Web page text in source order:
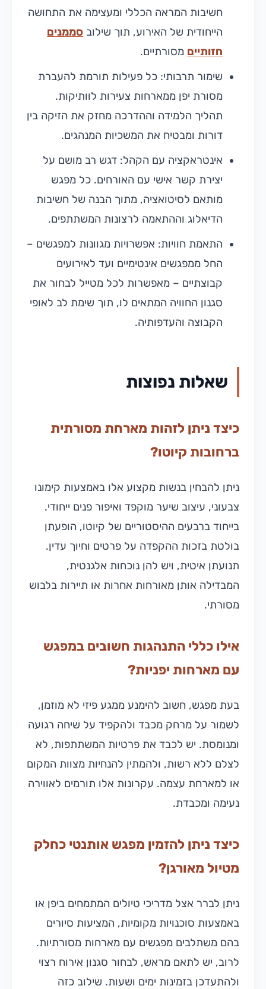
חשיבות המראה הכללי ומעצימה את התחושה
הייחודית של האירוע, תוך שילוב סממנים
חזותיים מסורתיים.
שימור תרבותי: כל פעילות תורמת להעברת
מסורת יפן ממארחות צעירות לוותיקות.
תהליך הלמידה וההדרכה מחזק את הזיקה בין
דורות ומבטיח את המשכיות המנהגים.
אינטראקציה עם הקהל: דגש רב מושם על
יצירת קשר אישי עם האורחים. כל מפגש
מותאם לסיטואציה, מתוך הבנה של חשיבות
הדיאלוג וההתאמה לרצונות המשתתפים.
התאמת חוויות: אפשרויות מגוונות למפגשים –
החל ממפגשים אינטימיים ועד לאירועים
קבוצתיים – מאפשרות לכל מטייל לבחור את
סגנון החוויה המתאים לו, תוך שימת לב לאופי
הקבוצה והעדפותיה.
שאלות נפוצות
כיצד ניתן לזהות מארחת מסורתית
ברחובות קיוטו?
ניתן להבחין בנשות מקצוע אלו באמצעות קימונו
צבעוני, עיצוב שיער מוקפד ואיפור פנים ייחודי.
בייחוד ברבעים ההיסטוריים של קיוטו, הופעתן
בולטת בזכות ההקפדה על פרטים וחיוך עדין.
תנועתן איטית, ויש להן נוכחות אלגנטית,
המבדילה אותן מאורחות אחרות או תיירות בלבוש
מסורתי.
אילו כללי התנהגות חשובים במפגש
עם מארחות יפניות?
בעת מפגש, חשוב להימנע ממגע פיזי לא מוזמן,
לשמור על מרחק מכבד ולהקפיד על שיחה רגועה
ומנומסת. יש לכבד את פרטיות המשתתפות, לא
לצלם ללא רשות, ולהמתין להנחיות מצוות המקום
או למארחת עצמה. עקרונות אלו תורמים לאווירה
נעימה ומכבדת.
כיצד ניתן להזמין מפגש אותנטי כחלק
מטיול מאורגן?
ניתן לברר אצל מדריכי טיולים המתמחים ביפן או
באמצעות סוכנויות מקומיות, המציעות סיורים
בהם משתלבים מפגשים עם מארחות מסורתיות.
לרוב, יש לתאם מראש, לבחור סגנון אירוח רצוי
ולהתעדכן בזמינות ימים ושעות. שילוב כזה